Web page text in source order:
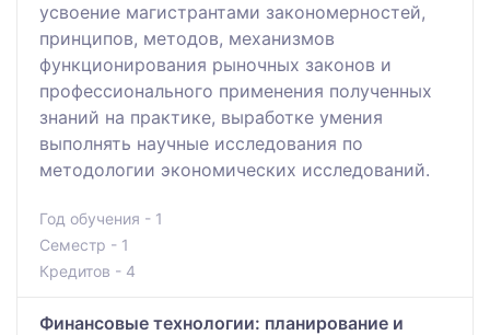
усвоение магистрантами закономерностей,
принципов, методов, механизмов
функционирования рыночных законов и
профессионального применения полученных
знаний на практике, выработке умения
выполнять научные исследования по
методологии экономических исследований.
Год обучения - 1
Семестр - 1
Кредитов - 4
Финансовые технологии: планирование и